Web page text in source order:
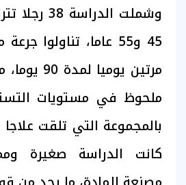
وشملت
مرتين
ملحوظ في مستويات
بالمجموعة التي تلقت
كانت الدراسة صغيرة